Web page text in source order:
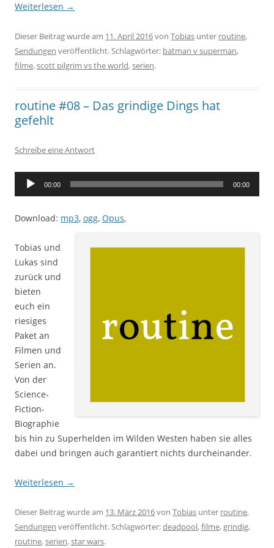
Weiterlesen →
Dieser Beitrag wurde am 11. April 2016von Tobias unter routine,
Sendungen veröffentlicht. Schlagwörter: batman v superman,
filme,scott pilgrim vs the world,serien.
routine #08 – Das grindige Dings hat
gefehlt
Schreibe eine Antwort
Audio-
00:00 00:00
Download: mp3, ogg, Opus,
Tobias und
Lukas sind
zurück und
bieten
euch ein
riesiges
Paket an
Filmen und
Serien an.
Von der
Science-
Fiction-
Biographie
bis hin zu Superhelden im Wilden Westen haben sie alles
dabei und bringen auch garantiert nichts durcheinander.
Weiterlesen →
Dieser Beitrag wurde am 13. März 2016von Tobias unter routine,
Sendungen veröffentlicht. Schlagwörter:deadpool,filme, grindig,
routine,serien,star wars.